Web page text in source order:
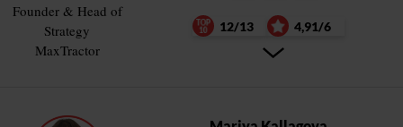
Founder & Head of
Strategy
MaxTractor
12/13 4,91/6